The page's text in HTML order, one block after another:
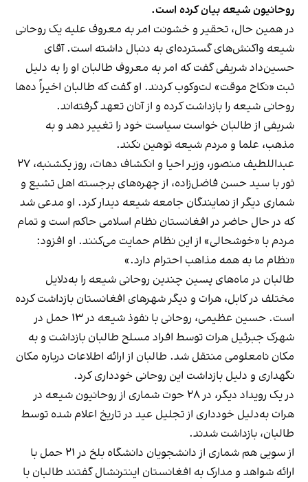
روحانیون شیعه بیان کرده است.
در همین حال، تحقیر و خشونت امر به معروف علیه یک روحانی
شیعه واکنش‌های گسترده‌ای به دنبال داشته است. آقای
حسین‌داد شریفی گفت که امر به معروف طالبان او را به دلیل
ثبت «نکاح موقت» لت‌وکوب کردند. او گفت که طالبان اخیراً ده‌ها
روحانی شیعه را بازداشت کرده و از آنان تعهد گرفته‌اند.
شریفی از طالبان خواست سیاست خود را تغییر دهد و به
مذهب، علما و مردم شیعه توهین نکند.
عبداللطیف منصور، وزیر احیا و انکشاف دهات، روز یکشنبه، ۲۷
ثور با سید حسن فاضل‌زاده، از چهره‌های برجسته اهل تشیع و
شماری دیگر از نمایندگان جامعه شیعه دیدار کرد. او مدعی شد
که در حال حاضر در افغانستان نظام اسلامی حاکم است و تمام
مردم با «خوشحالی» از این نظام حمایت می‌کنند. او افزود:
«نظام ما به همه مذاهب احترام دارد.»
طالبان در ماه‌های پسین چندین روحانی شیعه را به‌دلایل
مختلف در کابل، هرات و دیگر شهرهای افغانستان بازداشت کرده
است. حسین عظیمی، روحانی با نفوذ شیعه در ۱۳ حمل در
شهرک جبرئیل هرات توسط افراد مسلح طالبان بازداشت و به
مکان نامعلومی منتقل شد. طالبان از ارائه اطلاعات درباره مکان
نگهداری و دلیل بازداشت این روحانی خودداری کرد.
در یک رویداد دیگر، در ۲۸ حوت شماری از روحانیون شیعه در
هرات به‌دلیل خودداری از تجلیل عید در تاریخ اعلام شده توسط
طالبان، بازداشت شدند.
از سویی هم شماری از دانشجویان دانشگاه بلخ در ۲۱ حمل با
ارائه شواهد و مدارک به افغانستان اینترنشال گفتند طالبان با